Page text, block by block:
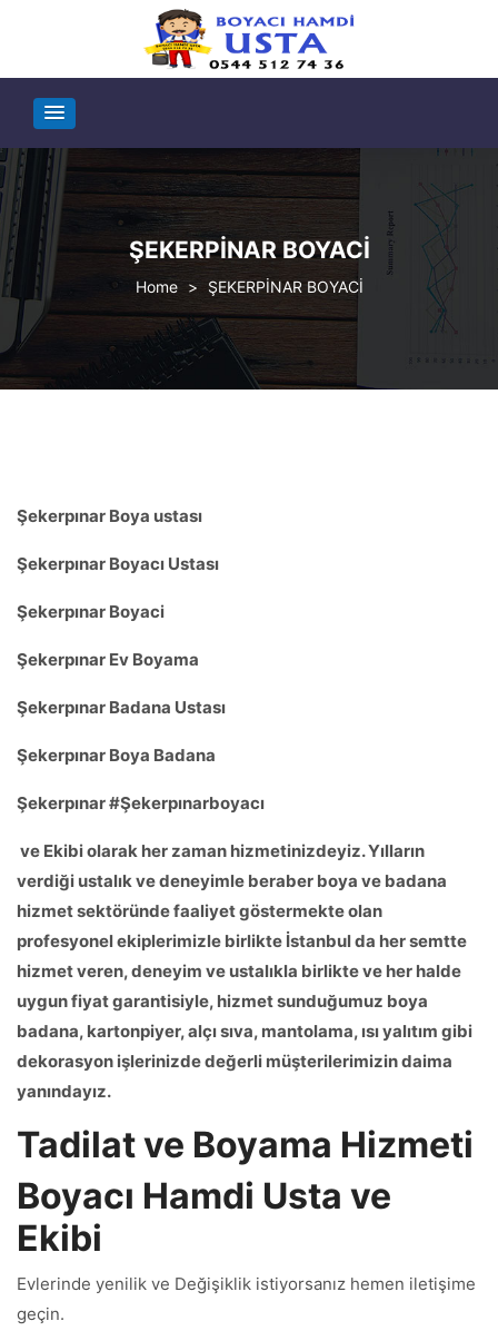
ŞEKERPİNAR BOYACİ
> ŞEKERPİNAR BOYACİ
Şekerpınar Boya ustası
Şekerpınar Boyacı Ustası
Şekerpınar Boyaci
Şekerpınar Ev Boyama
Şekerpınar Badana Ustası
Şekerpınar Boya Badana
Şekerpınar#Şekerpınarboyacı
ve Ekibi olarak her zaman hizmetinizdeyiz. Yılların
verdiği ustalık ve deneyimle beraber boya ve badana
hizmet sektöründe faaliyet göstermekte olan
profesyonel ekiplerimizle birlikte İstanbul da her semtte
hizmet veren, deneyim ve ustalıkla birlikte ve her halde
uygun fiyat garantisiyle, hizmet sunduğumuz boya
badana, kartonpiyer, alçı sıva, mantolama, ısı yalıtım gibi
dekorasyon işlerinizde değerli müşterilerimizin daima
yanındayız.
Tadilat ve Boyama Hizmeti
Boyacı Hamdi Usta ve
Ekibi
Evlerinde yenilik ve Değişiklik istiyorsanız hemen iletişime
geçin.